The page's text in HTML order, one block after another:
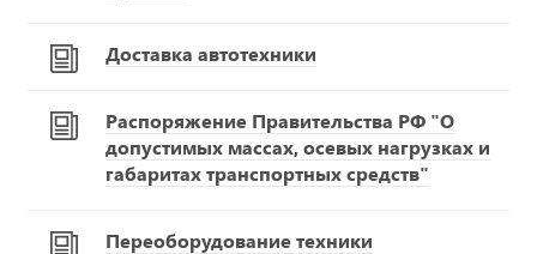
Доставка автотехники
Распоряжение Правительства РФ "О
допустимых массах, осевых нагрузках и
габаритах транспортных средств"
Переоборудование техники